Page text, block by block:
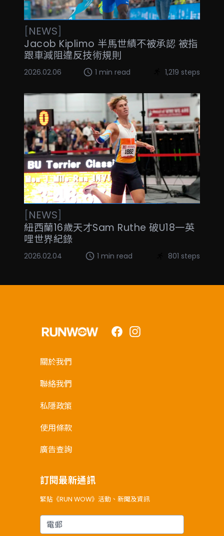
[NEWS]
Jacob Kiplimo 半馬世績不被承認 被指
跟車減阻違反技術規則
2026.02.06 1 min read 1,219 steps
[NEWS]
紐西蘭16歲天才Sam Ruthe 破U18一英
哩世界紀錄
2026.02.04 1 min read 801 steps
FacebookInstagram
關於我們
聯絡我們
私隱政策
使用條款
廣告查詢
訂閱最新通訊
緊貼《RUN WOW》活動、新聞及資訊
電郵